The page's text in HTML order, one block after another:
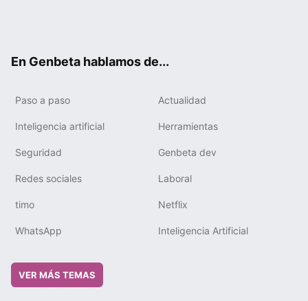
En Genbeta hablamos de...
Paso a paso Actualidad
Inteligencia artificial Herramientas
Seguridad Genbeta dev
Redes sociales Laboral
timo Netflix
WhatsApp Inteligencia Artificial
VER MÁS TEMAS